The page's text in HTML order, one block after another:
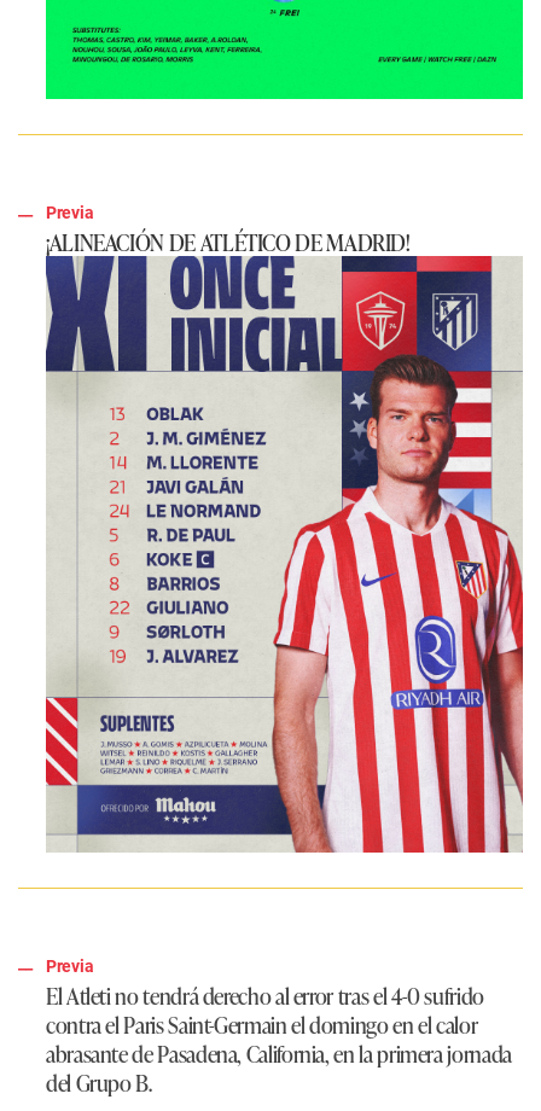
Previa
¡ALINEACIÓN DE ATLÉTICO DE MADRID!
Previa
El Atleti no tendrá derecho al error tras el 4-0 sufrido
contra el Paris Saint-Germain el domingo en el calor
abrasante de Pasadena, California, en la primera jornada
del Grupo B.